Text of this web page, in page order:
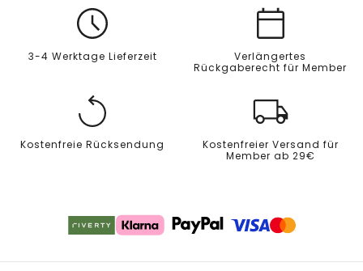
3-4 Werktage Lieferzeit
Verlängertes
Rückgaberecht für Member
Kostenfreie Rücksendung
Kostenfreier Versand für
Member ab 29€